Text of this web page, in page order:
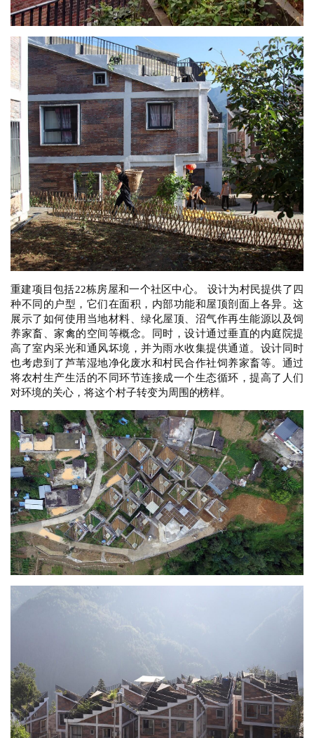
重建项目包括22栋房屋和一个社区中心。 设计为村民提供了四
种不同的户型，它们在面积，内部功能和屋顶剖面上各异。这
展示了如何使用当地材料、绿化屋顶、沼气作再生能源以及饲
养家畜、家禽的空间等概念。同时，设计通过垂直的内庭院提
高了室内采光和通风坏境，并为雨水收集提供通道。设计同时
也考虑到了芦苇湿地净化废水和村民合作社饲养家畜等。通过
将农村生产生活的不同环节连接成一个生态循环，提高了人们
对环境的关心，将这个村子转变为周围的榜样。